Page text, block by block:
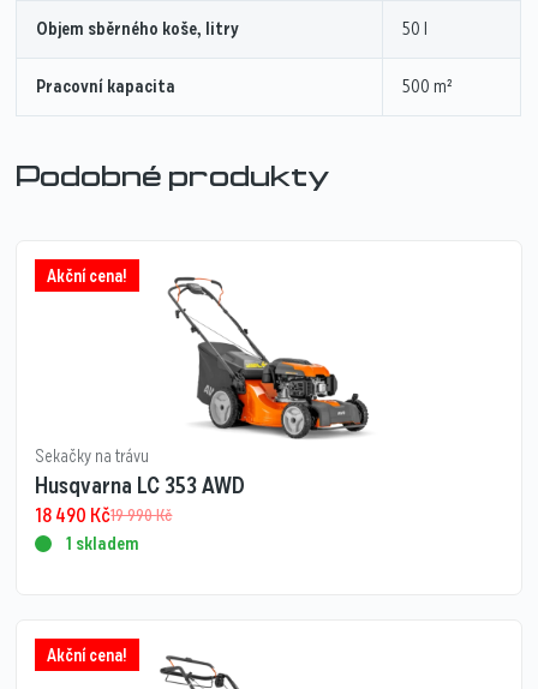
Objem sběrného koše, litry 50 l
Pracovní kapacita 500 m²
Podobné produkty
Akční cena!
Sekačky na trávu
Husqvarna LC 353 AWD
19 990Kč
18 490 Kč
1 skladem
Akční cena!